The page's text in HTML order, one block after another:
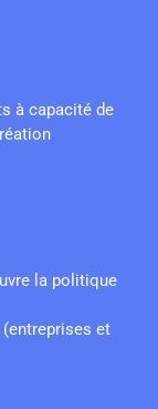
à capacité de
la politique
et